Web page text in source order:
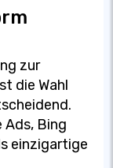
zur
die Wahl
Ads, Bing
einzigartige